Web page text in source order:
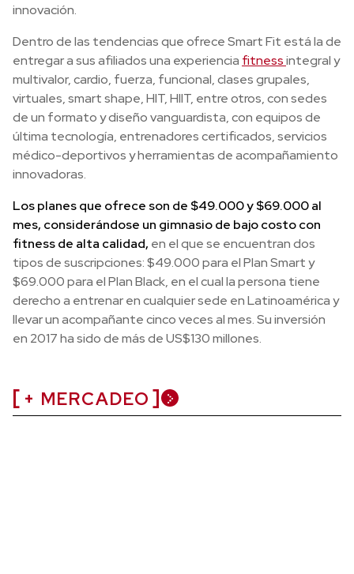
innovación.
Dentro de las tendencias que ofrece Smart Fit está la de
entregar a sus afiliados una experiencia fitnessintegral y
multivalor, cardio, fuerza, funcional, clases grupales,
virtuales, smart shape, HIT, HIIT, entre otros, con sedes
de un formato y diseño vanguardista, con equipos de
última tecnología, entrenadores certificados, servicios
médico-deportivos y herramientas de acompañamiento
innovadoras.
Los planes que ofrece son de $49.000 y $69.000 al
mes, considerándose un gimnasio de bajo costo con
fitness de alta calidad, en el que se encuentran dos
tipos de suscripciones: $49.000 para el Plan Smart y
$69.000 para el Plan Black, en el cual la persona tiene
derecho a entrenar en cualquier sede en Latinoamérica y
llevar un acompañante cinco veces al mes. Su inversión
en 2017 ha sido de más de US$130 millones.
+ MERCADEO